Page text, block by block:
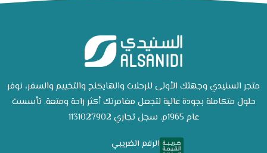
متجر السنيدي وجهتك الأولى للرحلات والهايكنج والتخييم والسفر، نوفر
حلول متكاملة بجودة عالية لتجعل مغامرتك أكثر راحة ومتعة. تأسست
عام 1965م. سجل تجاري 1131027902
الرقم الضريبي